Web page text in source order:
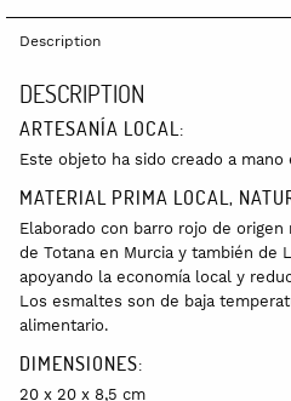
Description
DESCRIPTION
ARTESANÍA LOCAL:
Este objeto ha sido creado a
MATERIAL PRIMA LOCAL,
Elaborado con barro rojo de
de Totana en Murcia y también de
apoyando la economía local y
Los esmaltes son de baja
alimentario.
DIMENSIONES:
20 x 20 x 8,5 cm